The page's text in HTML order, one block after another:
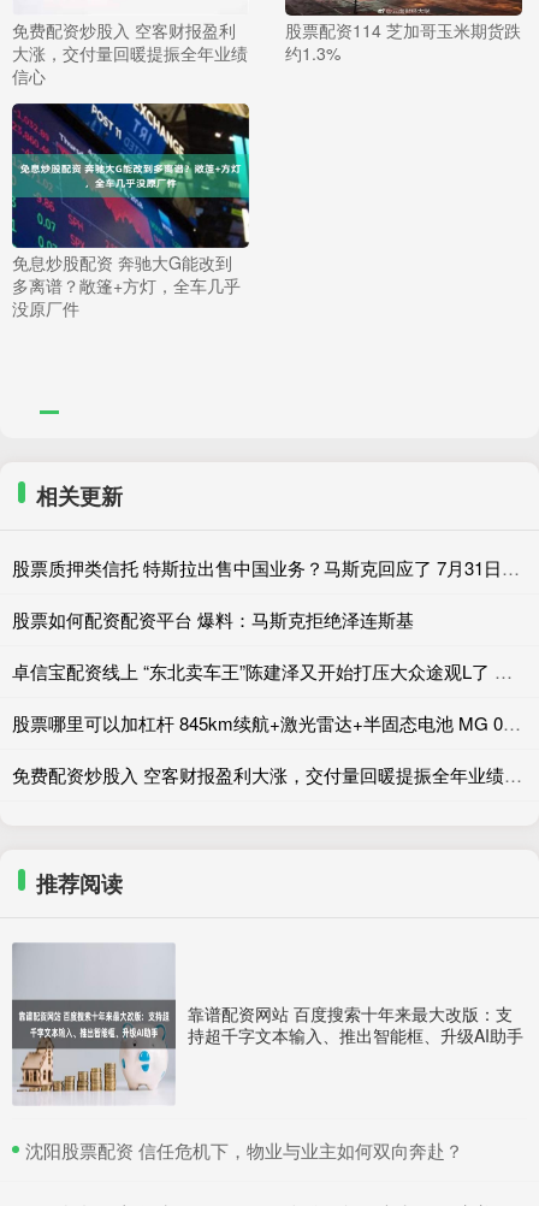
免费配资炒股入 空客财报盈利
大涨，交付量回暖提振全年业绩
信心
股票配资114 芝加哥玉米期货跌
约1.3%
免息炒股配资 奔驰大G能改到
多离谱？敞篷+方灯，全车几乎
没原厂件
相关更新
股票质押类信托 特斯拉出售中国业务？马斯克回应了 7月31日，有消息称特斯拉正考虑出
股票如何配资配资平台 爆料：马斯克拒绝泽连斯基
卓信宝配资线上 “东北卖车王”陈建泽又开始打压大众途观L了 花费1600万打包200
股票哪里可以加杠杆 845km续航+激光雷达+半固态电池 MG 07预售12.59万起
免费配资炒股入 空客财报盈利大涨，交付量回暖提振全年业绩信心
推荐阅读
靠谱配资网站 百度搜索十年来最大改版：支
持超千字文本输入、推出智能框、升级AI助手
​沈阳股票配资 信任危机下，物业与业主如何双向奔赴？